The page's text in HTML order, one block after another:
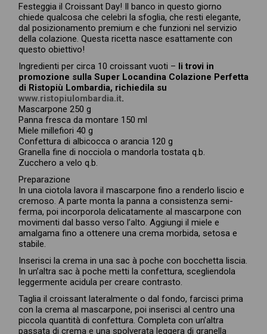
Festeggia il Croissant Day! Il banco in questo giorno
chiede qualcosa che celebri la sfoglia, che resti elegante,
dal posizionamento premium e che funzioni nel servizio
della colazione. Questa ricetta nasce esattamente con
questo obiettivo!
Ingredienti per circa 10 croissant vuoti – li trovi in
promozione sulla Super Locandina Colazione Perfetta
di Ristopiù Lombardia, richiedila su
www.ristopiulombardia.it.
Mascarpone 250 g
Panna fresca da montare 150 ml
Miele millefiori 40 g
Confettura di albicocca o arancia 120 g
Granella fine di nocciola o mandorla tostata q.b.
Zucchero a velo q.b.
Preparazione
In una ciotola lavora il mascarpone fino a renderlo liscio e
cremoso. A parte monta la panna a consistenza semi-
ferma, poi incorporola delicatamente al mascarpone con
movimenti dal basso verso l’alto. Aggiungi il miele e
amalgama fino a ottenere una crema morbida, setosa e
stabile.
Inserisci la crema in una sac à poche con bocchetta liscia.
In un’altra sac à poche metti la confettura, scegliendola
leggermente acidula per creare contrasto.
Taglia il croissant lateralmente o dal fondo, farcisci prima
con la crema al mascarpone, poi inserisci al centro una
piccola quantità di confettura. Completa con un’altra
passata di crema e una spolverata leggera di granella